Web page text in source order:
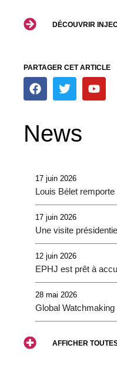
DÉCOUVRIR
PARTAGER CET ARTICLE
F
a
b
o
T
w
t
e
Y
o
News
17 juin 2026
Louis Bélet
17 juin 2026
Une visite
12 juin 2026
EPHJ est prêt à
28 mai 2026
Global
AFFICHER